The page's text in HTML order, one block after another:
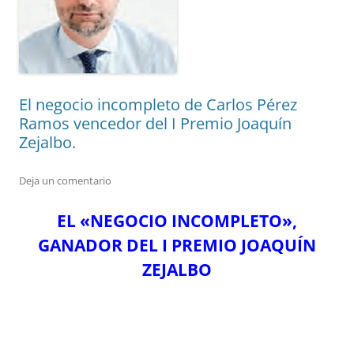
El negocio incompleto de Carlos Pérez
Ramos vencedor del I Premio Joaquín
Zejalbo.
Deja un comentario
EL «NEGOCIO INCOMPLETO»,
GANADOR DEL I PREMIO JOAQUÍN
ZEJALBO